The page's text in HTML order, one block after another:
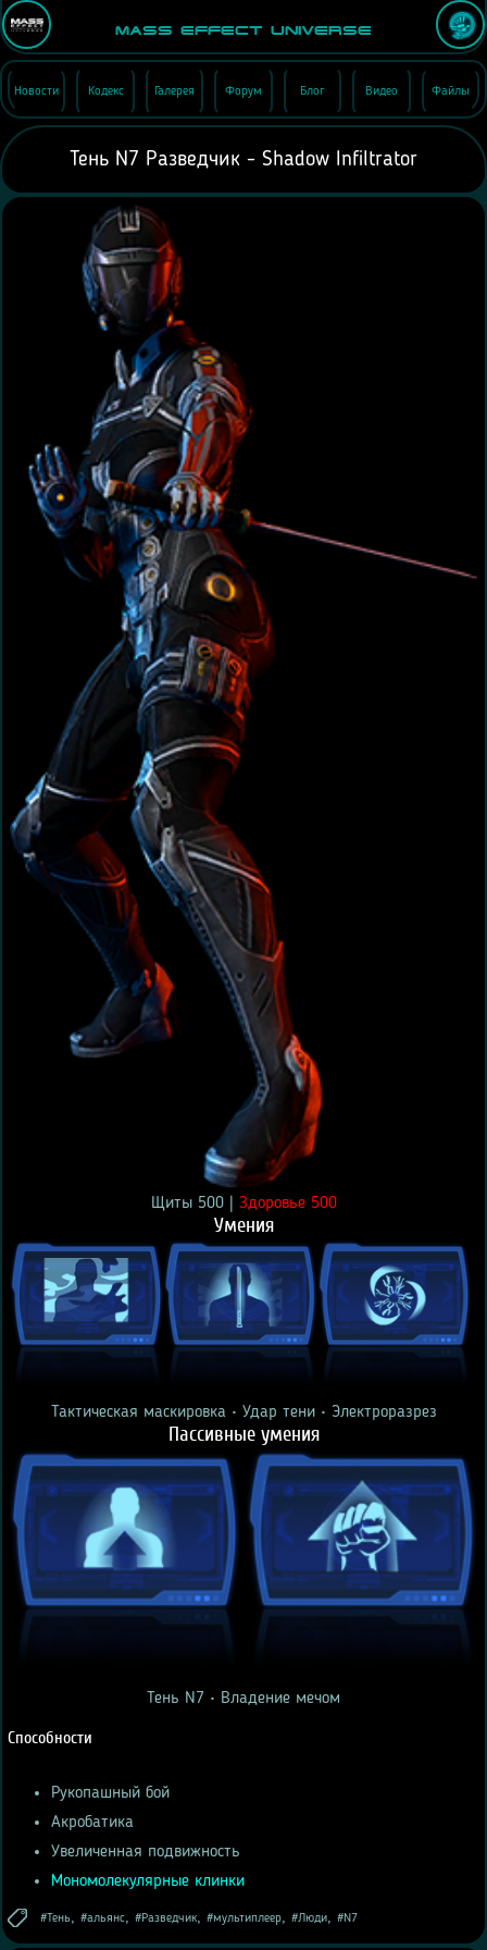
Mass Effect Universe
Новости Кодекс Галерея Форум Блог Видео Файлы
Тень N7 Разведчик - Shadow Infiltrator
Щиты 500 | Здоровье 500
Умения
Тактическая маскировка • Удар тени • Электроразрез
Пассивные умения
Тень N7 • Владение мечом
Способности
Рукопашный бой
Акробатика
Увеличенная подвижность
Мономолекулярные клинки
Тень, альянс, Разведчик, мультиплеер, Люди, N7